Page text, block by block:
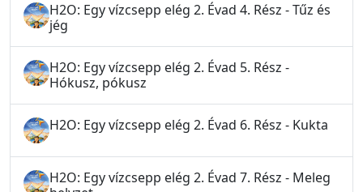
H2O: Egy vízcsepp elég 2. Évad 4. Rész - Tűz és
jég
H2O: Egy vízcsepp elég 2. Évad 5. Rész -
Hókusz, pókusz
H2O: Egy vízcsepp elég 2. Évad 6. Rész - Kukta
H2O: Egy vízcsepp elég 2. Évad 7. Rész - Meleg